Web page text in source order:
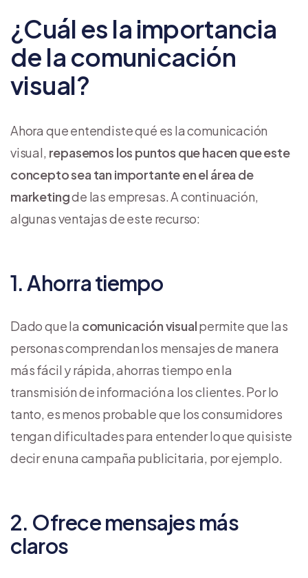
¿Cuál es la importancia
de la comunicación
visual?
Ahora que entendiste qué es la comunicación
visual, repasemos los puntos que hacen que este
concepto sea tan importante en el área de
marketingde las empresas. A continuación,
algunas ventajas de este recurso:
1. Ahorra tiempo
Dado que la comunicación visualpermite que las
personas comprendan los mensajes de manera
más fácil y rápida, ahorras tiempo en la
transmisión de información a los clientes. Por lo
tanto, es menos probable que los consumidores
tengan dificultades para entender lo que quisiste
decir en una campaña publicitaria, por ejemplo.
2. Ofrece mensajes más
claros